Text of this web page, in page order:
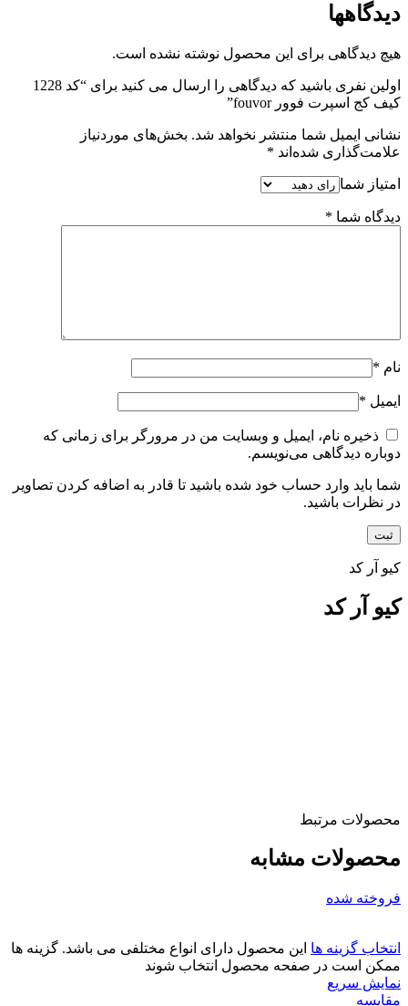
دیدگاهها
هیچ دیدگاهی برای این محصول نوشته نشده است.
اولین نفری باشید که دیدگاهی را ارسال می کنید برای “کد 1228
کیف کج اسپرت فوور fouvor”
نشانی ایمیل شما منتشر نخواهد شد. بخش‌های موردنیاز
علامت‌گذاری شده‌اند *
امتیاز شما
دیدگاه شما *
نام *
ایمیل *
ذخیره نام، ایمیل و وبسایت من در مرورگر برای زمانی که
دوباره دیدگاهی می‌نویسم.
شما باید وارد حساب خود شده باشید تا قادر به اضافه کردن تصاویر
در نظرات باشید.
کیو آر کد
کیو آر کد
محصولات مرتبط
محصولات مشابه
فروخته شده
انتخاب گزینه ها این محصول دارای انواع مختلفی می باشد. گزینه ها
ممکن است در صفحه محصول انتخاب شوند
نمایش سریع
مقايسه